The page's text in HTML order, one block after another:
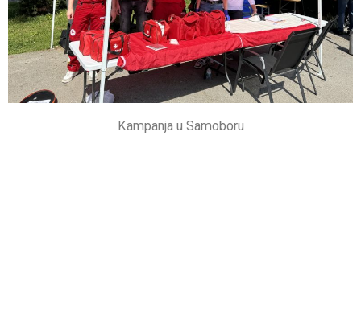
Kampanja u Samoboru